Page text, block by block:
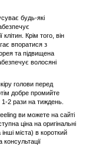
будь-які
Крім того, він
впоратися з
та підвищена
волосяні
голови перед
добре промийте
2 рази на тиждень.
ви можете на сайті
ціна на оригінальні
міста) в короткий